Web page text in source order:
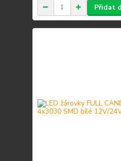
Přidat